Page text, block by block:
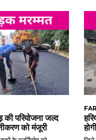
परियोजना जल्द
को मंजूरी